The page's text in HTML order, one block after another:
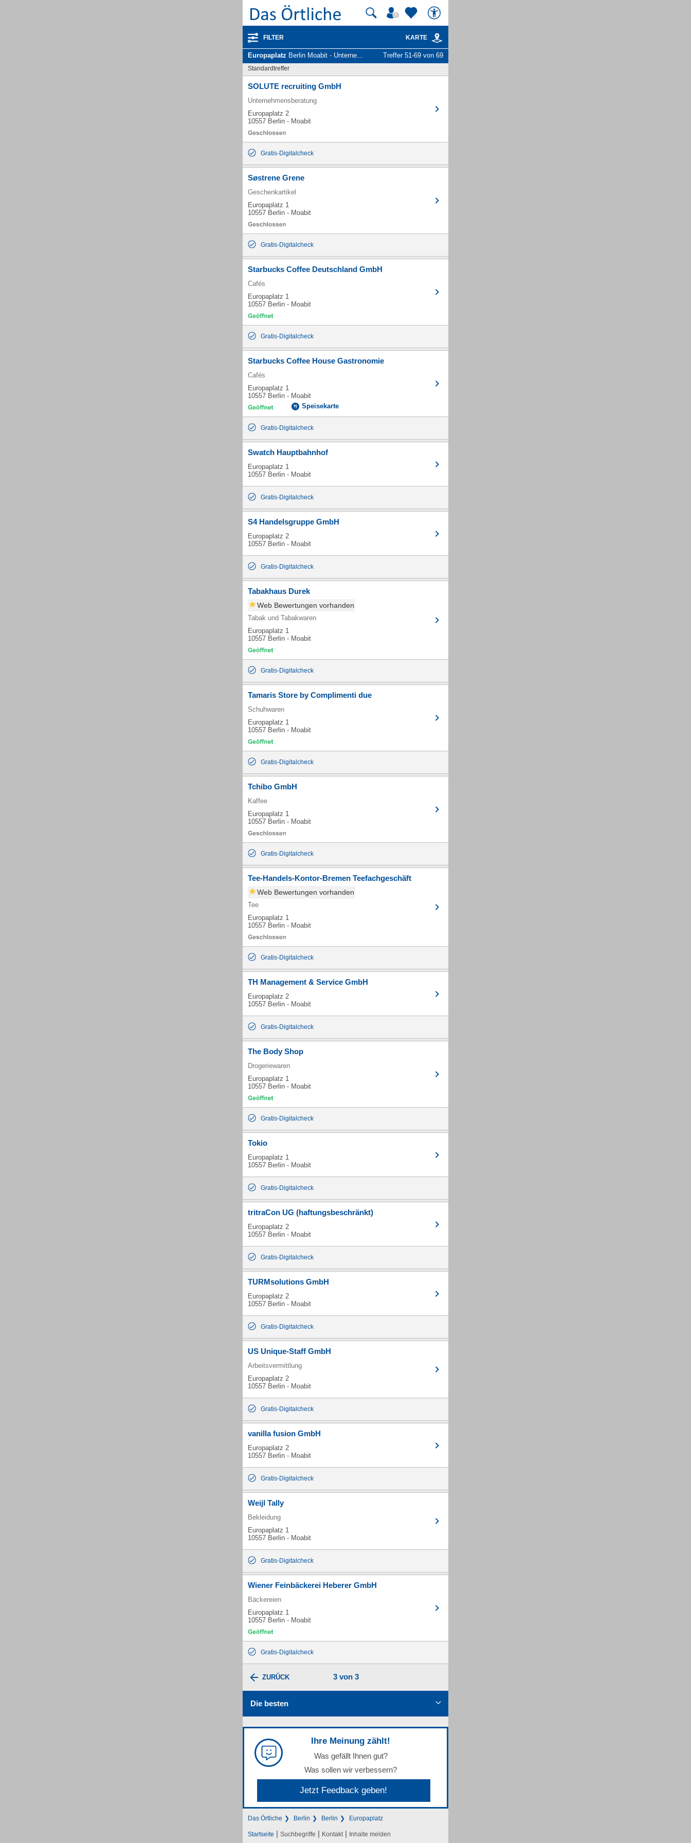
FILTER KARTE
Europaplatz Berlin Moabit - Unternehmen und Personen Treffer 51-69 von 69
Standardtreffer
SOLUTE recruiting GmbH
Unternehmensberatung
Europaplatz 2
10557 Berlin - Moabit
Gratis-Digitalcheck
Søstrene Grene
Geschenkartikel
Europaplatz 1
10557 Berlin - Moabit
Gratis-Digitalcheck
Starbucks Coffee Deutschland GmbH
Cafés
Europaplatz 1
10557 Berlin - Moabit
Gratis-Digitalcheck
Starbucks Coffee House Gastronomie
Cafés
Europaplatz 1
10557 Berlin - Moabit
Speisekarte
Gratis-Digitalcheck
Swatch Hauptbahnhof
Europaplatz 1
10557 Berlin - Moabit
Gratis-Digitalcheck
S4 Handelsgruppe GmbH
Europaplatz 2
10557 Berlin - Moabit
Gratis-Digitalcheck
Tabakhaus Durek
Web Bewertungen vorhanden
Tabak und Tabakwaren
Europaplatz 1
10557 Berlin - Moabit
Gratis-Digitalcheck
Tamaris Store by Complimenti due
Schuhwaren
Europaplatz 1
10557 Berlin - Moabit
Gratis-Digitalcheck
Tchibo GmbH
Kaffee
Europaplatz 1
10557 Berlin - Moabit
Gratis-Digitalcheck
Tee-Handels-Kontor-Bremen Teefachgeschäft
Web Bewertungen vorhanden
Tee
Europaplatz 1
10557 Berlin - Moabit
Gratis-Digitalcheck
TH Management & Service GmbH
Europaplatz 2
10557 Berlin - Moabit
Gratis-Digitalcheck
The Body Shop
Drogeriewaren
Europaplatz 1
10557 Berlin - Moabit
Gratis-Digitalcheck
Tokio
Europaplatz 1
10557 Berlin - Moabit
Gratis-Digitalcheck
tritraCon UG (haftungsbeschränkt)
Europaplatz 2
10557 Berlin - Moabit
Gratis-Digitalcheck
TURMsolutions GmbH
Europaplatz 2
10557 Berlin - Moabit
Gratis-Digitalcheck
US Unique-Staff GmbH
Arbeitsvermittlung
Europaplatz 2
10557 Berlin - Moabit
Gratis-Digitalcheck
vanilla fusion GmbH
Europaplatz 2
10557 Berlin - Moabit
Gratis-Digitalcheck
Weijl Tally
Bekleidung
Europaplatz 1
10557 Berlin - Moabit
Gratis-Digitalcheck
Wiener Feinbäckerei Heberer GmbH
Bäckereien
Europaplatz 1
10557 Berlin - Moabit
Gratis-Digitalcheck
ZURÜCK 3 von 3
Die besten
Ihre Meinung zählt!
Was gefällt Ihnen gut?
Was sollen wir verbessern?
Jetzt Feedback geben!
Das Örtliche Berlin Berlin Europaplatz
Startseite | Suchbegriffe | Kontakt | Inhalte melden